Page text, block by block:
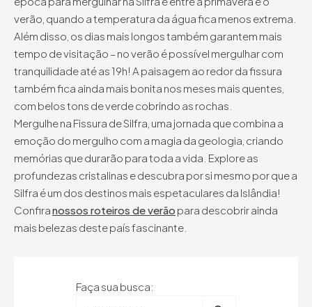
verão, quando a temperatura da água fica menos extrema.
Além disso, os dias mais longos também garantem mais
tempo de visitação – no verão é possível mergulhar com
tranquilidade até as 19h! A paisagem ao redor da fissura
também fica ainda mais bonita nos meses mais quentes,
com belos tons de verde cobrindo as rochas.
Mergulhe na Fissura de Silfra, uma jornada que combina a
emoção do mergulho com a magia da geologia, criando
memórias que durarão para toda a vida. Explore as
profundezas cristalinas e descubra por si mesmo por que a
Silfra é um dos destinos mais espetaculares da Islândia!
Confiranossos roteiros de verão para descobrir ainda
mais belezas deste país fascinante.
Faça sua busca: